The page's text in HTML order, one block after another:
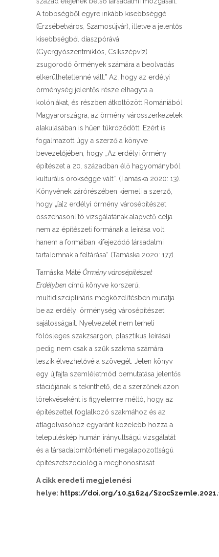
A többségből egyre inkább kisebbséggé
(Erzsébetváros, Szamosújvár), illetve a jelentős
kisebbségből diaszpórává
(Gyergyószentmiklós, Csíkszépvíz)
zsugorodó örmények számára a beolvadás
elkerülhetetlenné vált.” Az, hogy az erdélyi
örménység jelentős része elhagyta a
kolóniákat, és részben átköltözött Romániából
Magyarországra, az örmény városszerkezetek
alakulásában is hűen tükröződött. Ezért is
fogalmazott úgy a szerző a könyve
bevezetőjében, hogy „Az erdélyi örmény
építészet a 20. században élő hagyományból
kulturális örökséggé vált”. (Tamáska 2020: 13).
Könyvének zárórészében kiemeli a szerző,
hogy „[a]z erdélyi örmény városépítészet
összehasonlító vizsgálatának alapvető célja
nem az építészeti formának a leírása volt,
hanem a formában kifejeződő társadalmi
tartalomnak a feltárása” (Tamáska 2020: 177).
Tamáska Máté Örmény városépítészet
Erdélyben című könyve korszerű,
multidiszciplináris megközelítésben mutatja
be az erdélyi örménység városépítészeti
sajátosságait. Nyelvezetét nem terheli
fölösleges szakzsargon, plasztikus leírásai
pedig nem csak a szűk szakma számára
teszik élvezhetővé a szövegét. Jelen könyv
egy újfajta szemléletmód bemutatása jelentős
stációjának is tekinthető, de a szerzőnek azon
törekvéseként is figyelemre méltó, hogy az
építészettel foglalkozó szakmához és az
átlagolvasóhoz egyaránt közelebb hozza a
településkép humán irányultságú vizsgálatát
és a társadalomtörténeti megalapozottságú
építészetszociológia meghonosítását.
A cikk eredeti megjelenési
helye: https://doi.org/10.51624/